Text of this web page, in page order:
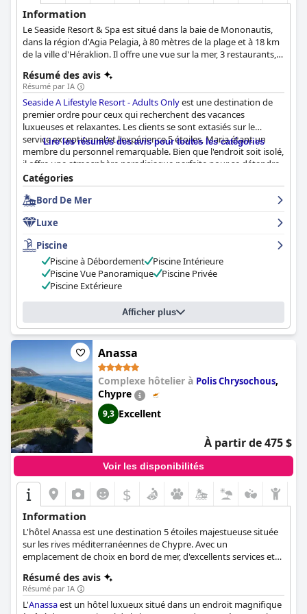
Information
Le Seaside Resort & Spa est situé dans la baie de Mononautis,
dans la région d'Agia Pelagia, à 80 mètres de la plage et à 18 km
de la ville d'Héraklion. Il offre une vue sur la mer, 3 restaurants, 3
services à la disposition des clients. Il offre un environnement
relaxant dans un lieu magnifique.
Résumé des avis
Résumé par IA
Seaside A Lifestyle Resort - Adults Onlyest une destination de
premier ordre pour ceux qui recherchent des vacances
luxueuses et relaxantes. Les clients se sont extasiés sur le
service exceptionnel et l'expérience 5 étoiles, Maria étant un
membre du personnel remarquable. Bien que l'endroit soit isolé,
il offre une atmosphère paradisiaque parfaite pour se détendre.
Si certains clients ont trouvé que la nourriture n'était pas à la
hauteur de leurs attentes, la majorité d'entre eux ont passé des
vacances inoubliables et recommandent vivement le Sea Side
Lire les résumés des avis pour toutes les catégories
Catégories
Bord De Mer
Luxe
Piscine
Piscine à Débordement
Piscine Intérieure
Piscine Vue Panoramique
Piscine Privée
Piscine Extérieure
Afficher plus
Anassa
Complexe hôtelier à Polis Chrysochous,
Chypre
9,3 Excellent
À partir de 475 $
Voir les disponibilités
$
Information
L'hôtel Anassa est une destination 5 étoiles majestueuse située
sur les rives méditerranéennes de Chypre. Avec un
emplacement de choix en bord de mer, d'excellents services et
succulentes options de restauration, cet hôtel est idéal pour
passer des vacances en famille ou en amoureux. L'hôtel propose
également des chambres luxueuses et spacieuses, entièrement
Résumé des avis
Résumé par IA
L'Anassaest un hôtel luxueux situé dans un endroit magnifique